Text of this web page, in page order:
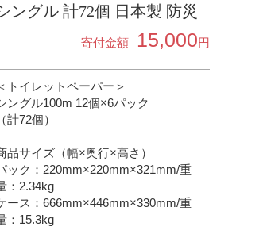
ングル 計72個 日本製 防災
寄付金額 15,000円
トイレットペーパー＞
ングル100m 12個×6パック
（計72個）
品サイズ（幅×奥行×高さ）
ック：220mm×220mm×321mm/重
：2.34kg
ース：666mm×446mm×330mm/重
：15.3kg